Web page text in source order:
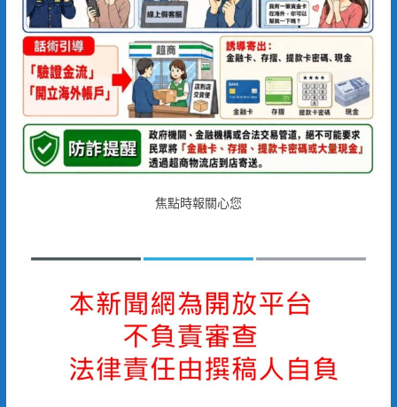
焦點時報關心您